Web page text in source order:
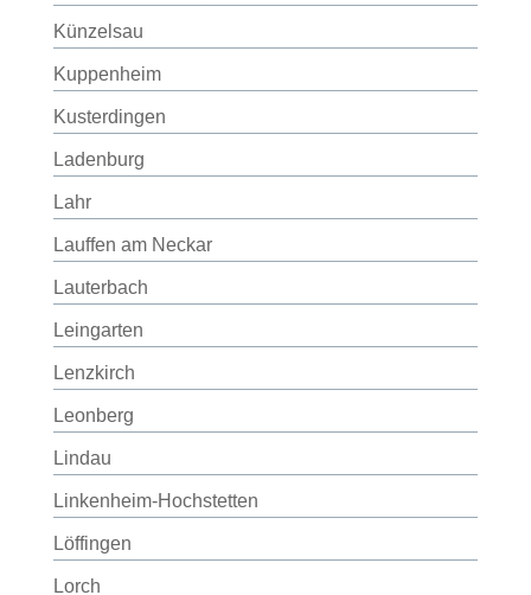
Künzelsau
Kuppenheim
Kusterdingen
Ladenburg
Lahr
Lauffen am Neckar
Lauterbach
Leingarten
Lenzkirch
Leonberg
Lindau
Linkenheim-Hochstetten
Löffingen
Lorch